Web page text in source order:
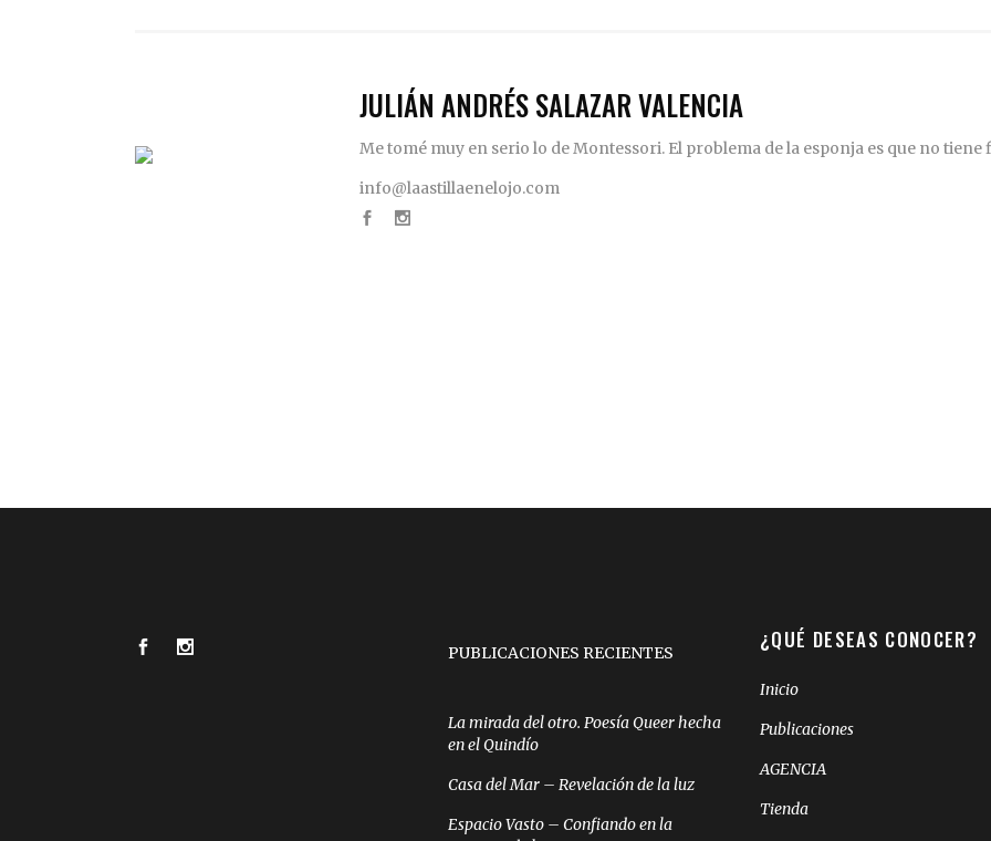
JULIÁN ANDRÉS SALAZAR VALENCIA
Me tomé muy en serio lo de Montessori. El problema de la esponja es que no tiene
info@laastillaenelojo.com
PUBLICACIONES RECIENTES
La mirada del otro. Poesía Queer hecha
en el Quindío
Casa del Mar – Revelación de la luz
Espacio Vasto – Confiando en la
¿QUÉ DESEAS CONOCER?
Inicio
Publicaciones
AGENCIA
Tienda